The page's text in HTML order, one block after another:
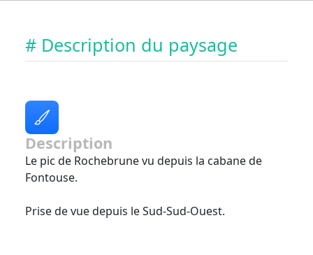
# Description du paysage
Description
Le pic de Rochebrune vu depuis la cabane de
Fontouse.
Prise de vue depuis le Sud-Sud-Ouest.